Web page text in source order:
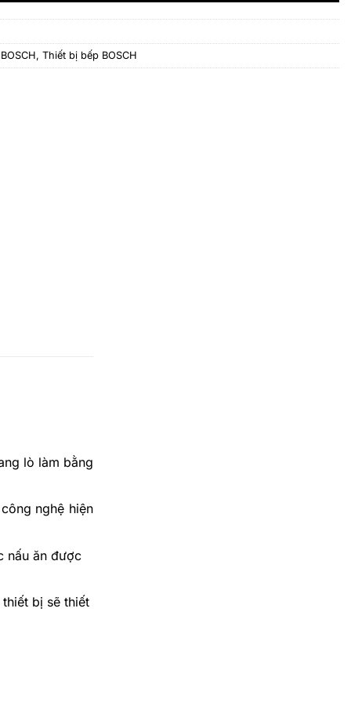
, Thiết bị bếp BOSCH
lò làm bằng
nghệ hiện
nấu ăn được
bị sẽ thiết